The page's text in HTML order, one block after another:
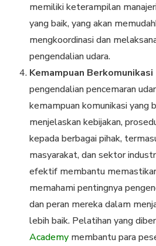
memiliki keterampilan
yang baik, yang akan
mengkoordinasi dan
pengendalian udara.
Kemampuan Berkomunikasi
pengendalian pencemaran
kemampuan komunikasi yang
menjelaskan kebijakan,
kepada berbagai pihak,
masyarakat, dan sektor
efektif membantu
memahami pentingnya
dan peran mereka dalam
lebih baik. Pelatihan yang
Academy membantu para